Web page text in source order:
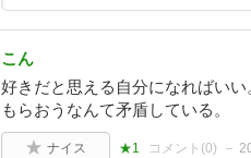
こん
好きだと思える自分になればい
もらおうなんて矛盾している。
ナイス ★1 コメント(0)